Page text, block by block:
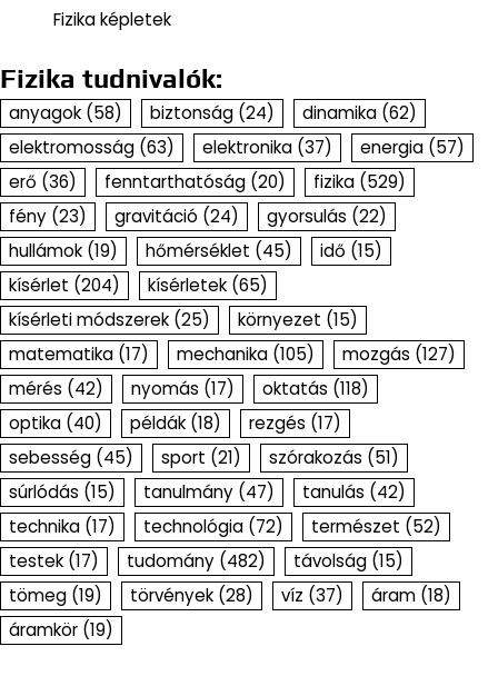
Fizika képletek
Fizika tudnivalók:
anyagok (58) biztonság (24) dinamika (62)
elektromosság (63) elektronika (37) energia (57)
erő (36) fenntarthatóság (20) fizika (529)
fény (23) gravitáció (24) gyorsulás (22)
hullámok (19) hőmérséklet (45) idő (15)
kísérlet (204) kísérletek (65)
kísérleti módszerek (25) környezet (15)
matematika (17) mechanika (105) mozgás (127)
mérés (42) nyomás (17) oktatás (118)
optika (40) példák (18) rezgés (17)
sebesség (45) sport (21) szórakozás (51)
súrlódás (15) tanulmány (47) tanulás (42)
technika (17) technológia (72) természet (52)
testek (17) tudomány (482) távolság (15)
tömeg (19) törvények (28) víz (37) áram (18)
áramkör (19)